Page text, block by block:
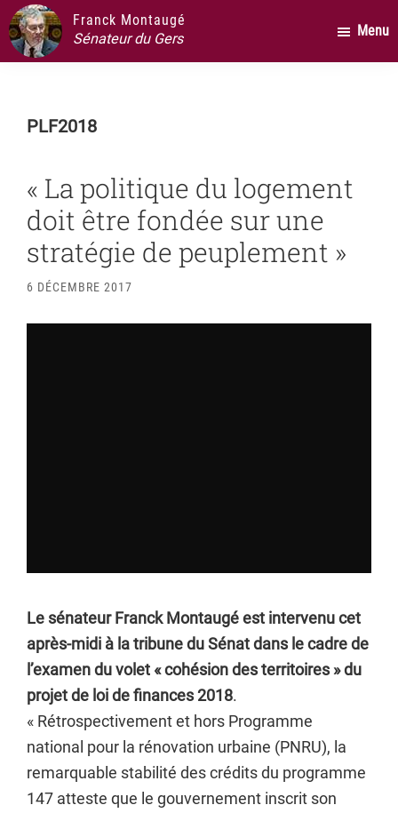
Passer
au
contenu
Passer
la
latérale
Passer
au
pied
page
Franck Montaugé
Sénateur du Gers
Menu
PLF2018
« La politique du logement
doit être fondée sur une
stratégie de peuplement »
6 DÉCEMBRE 2017
Le sénateur Franck Montaugé est intervenu cet
après-midi à la tribune du Sénat dans le cadre de
l’examen du volet « cohésion des territoires » du
projet de loi de finances 2018.
« Rétrospectivement et hors Programme
national pour la rénovation urbaine (PNRU), la
remarquable stabilité des crédits du programme
147 atteste que le gouvernement inscrit son